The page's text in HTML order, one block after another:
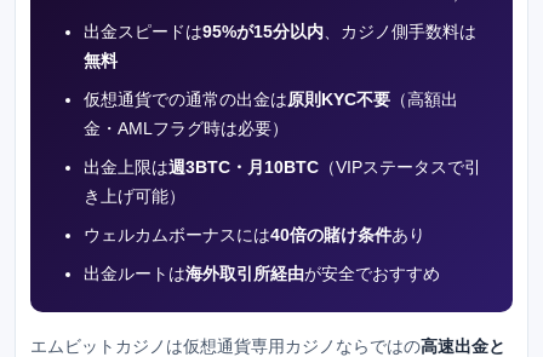
出金スピードは95%が15分以内 、カジノ側手数料は
無料
仮想通貨での通常の出金は原則KYC不要 （高額出
金・AMLフラグ時は必要）
出金上限は週3BTC・月10BTC （VIPステータスで引
き上げ可能）
ウェルカムボーナスには40倍の賭け条件あり
出金ルートは海外取引所経由が安全でおすすめ
エムビットカジノ は仮想通貨専用カジノならではの高速出金と